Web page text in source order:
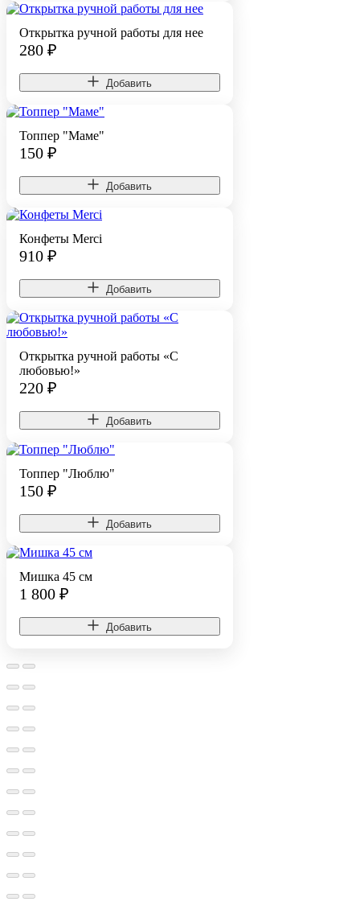
Открытка ручной работы для нее
280 ₽
Добавить
Топпер "Маме"
150 ₽
Добавить
Конфеты Merci
910 ₽
Добавить
Открытка ручной работы «С
любовью!»
220 ₽
Добавить
Топпер "Люблю"
150 ₽
Добавить
Мишка 45 см
1 800 ₽
Добавить